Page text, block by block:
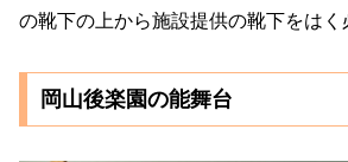
の靴下の上から施設提供の靴下をはく
岡山後楽園の能舞台